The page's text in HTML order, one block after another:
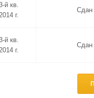
й кв.
2014 г.
Сдан
й кв.
2014 г.
Сдан